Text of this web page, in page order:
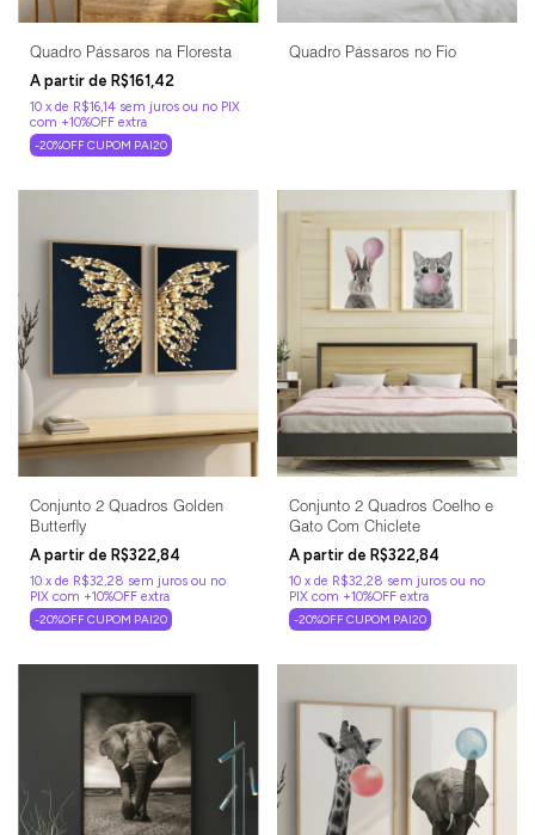
Quadro Pássaros na Floresta
R$161,42
10 x de R$16,14 sem juros
-20%OFF CUPOM PAI20
Quadro Pássaros no Fio
Conjunto 2 Quadros Golden
Butterfly
R$322,84
10 x de R$32,28 sem juros
-20%OFF CUPOM PAI20
Conjunto 2 Quadros Coelho e
Gato Com Chiclete
R$322,84
10 x de R$32,28 sem juros
-20%OFF CUPOM PAI20